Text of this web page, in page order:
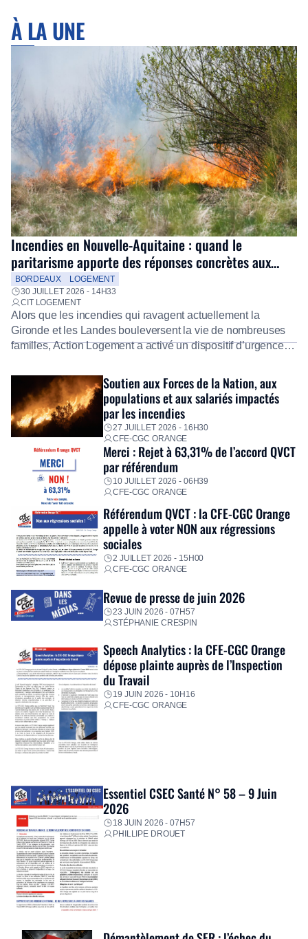
À LA UNE
Incendies en Nouvelle-Aquitaine : quand le
paritarisme apporte des réponses concrètes aux
salariés
BORDEAUX
LOGEMENT
30 JUILLET 2026 - 14H33
CIT LOGEMENT
Alors que les incendies qui ravagent actuellement la
Gironde et les Landes bouleversent la vie de nombreuses
familles, Action Logement a activé un dispositif d’urgence
Fidèle à sa mission d’utilité sociale, le Groupe mobilise
immédiatement ses équipes afin de proposer un diagnostic
personnalisé, des aides financières pour faire face aux
premières dépenses, […]
Soutien aux Forces de la Nation, aux
populations et aux salariés impactés
par les incendies
27 JUILLET 2026 - 16H30
CFE-CGC ORANGE
Merci : Rejet à 63,31% de l’accord QVCT
par référendum
10 JUILLET 2026 - 06H39
CFE-CGC ORANGE
Référendum QVCT : la CFE-CGC Orange
appelle à voter NON aux régressions
sociales
2 JUILLET 2026 - 15H00
CFE-CGC ORANGE
Revue de presse de juin 2026
23 JUIN 2026 - 07H57
STÉPHANIE CRESPIN
Speech Analytics : la CFE-CGC Orange
dépose plainte auprès de l’Inspection
du Travail
19 JUIN 2026 - 10H16
CFE-CGC ORANGE
Essentiel CSEC Santé N° 58 – 9 Juin
2026
18 JUIN 2026 - 07H57
PHILLIPE DROUET